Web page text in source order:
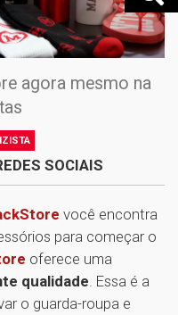
agora mesmo na
SOCIAIS
você encontra
para começar o
oferece uma
qualidade . Essa é a
o guarda-roupa e